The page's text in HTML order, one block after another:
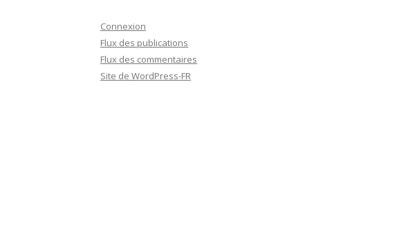
Connexion
Flux des publications
Flux des commentaires
Site de WordPress-FR